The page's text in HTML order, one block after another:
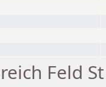
Feld